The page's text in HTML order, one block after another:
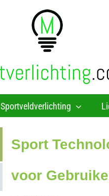
Sportveldverlichting
Sport
voor